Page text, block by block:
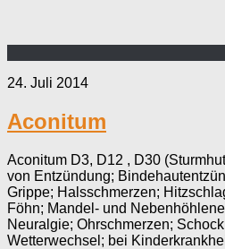
24. Juli 2014
Aconitum
Aconitum D3, D12 , D30
von Entzündung;
Grippe; Halsschmerzen;
Föhn; Mandel- und
Neuralgie; Ohrschmerzen;
Wetterwechsel; bei